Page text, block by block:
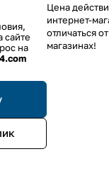
сайте
на
Цена
интернет-
отличаться
магазинах!